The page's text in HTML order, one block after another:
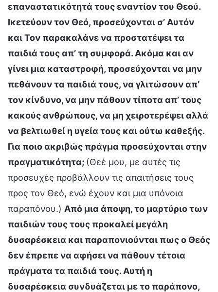
επαναστατικότητά τους εναντίον του Θεού.
Ικετεύουν τον Θεό, προσεύχονται σ’ Αυτόν
και Τον παρακαλάνε να προστατέψει τα
παιδιά τους απ’ τη συμφορά. Ακόμα και αν
γίνει μια καταστροφή, προσεύχονται να μην
πεθάνουν τα παιδιά τους, να γλιτώσουν απ’
τον κίνδυνο, να μην πάθουν τίποτα απ’ τους
κακούς ανθρώπους, να μη χειροτερέψει αλλά
να βελτιωθεί η υγεία τους και ούτω καθεξής.
Για ποιο ακριβώς πράγμα προσεύχονται στην
πραγματικότητα; (Θεέ μου, με αυτές τις
προσευχές προβάλλουν τις απαιτήσεις τους
προς τον Θεό, ενώ έχουν και μια υπόνοια
παραπόνου.) Από μια άποψη, το μαρτύριο των
παιδιών τους τους προκαλεί μεγάλη
δυσαρέσκεια και παραπονιούνται πως ο Θεός
δεν έπρεπε να αφήσει να πάθουν τέτοια
πράγματα τα παιδιά τους. Αυτή η
δυσαρέσκεια συνδυάζεται με το παράπονο,